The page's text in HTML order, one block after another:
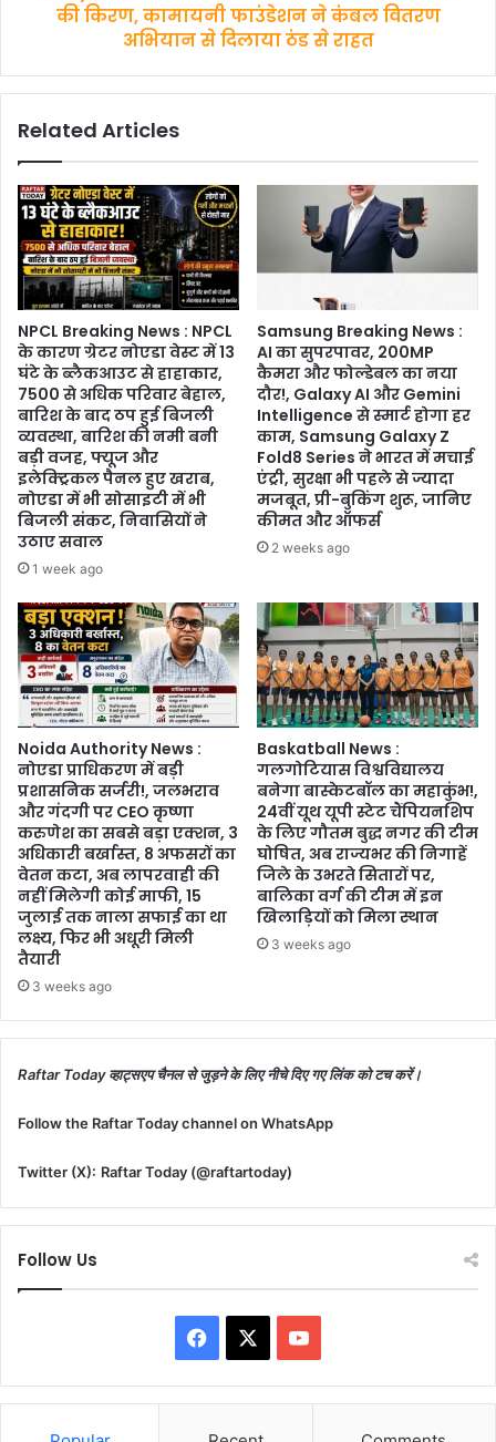
और
टेक्नोलॉजी
संगम
कामायनी
कंबल
अभियान
ठंड
से
राहत
की किरण, कामायनी फाउंडेशन ने कंबल वितरण
अभियान से दिलाया ठंड से राहत
Related Articles
NPCL Breaking News : NPCL
के कारण ग्रेटर नोएडा वेस्ट में 13
घंटे के ब्लैकआउट से हाहाकार,
7500 से अधिक परिवार बेहाल,
बारिश के बाद ठप हुई बिजली
व्यवस्था, बारिश की नमी बनी
बड़ी वजह, फ्यूज और
इलेक्ट्रिकल पैनल हुए खराब,
नोएडा में भी सोसाइटी में भी
बिजली संकट, निवासियों ने
उठाए सवाल
1 week ago
Samsung Breaking News :
AI का सुपरपावर, 200MP
कैमरा और फोल्डेबल का नया
दौर!, Galaxy AI और Gemini
Intelligence से स्मार्ट होगा हर
काम, Samsung Galaxy Z
Fold8 Series ने भारत में मचाई
एंट्री, सुरक्षा भी पहले से ज्यादा
मजबूत, प्री-बुकिंग शुरू, जानिए
कीमत और ऑफर्स
2 weeks ago
Noida Authority News :
नोएडा प्राधिकरण में बड़ी
प्रशासनिक सर्जरी!, जलभराव
और गंदगी पर CEO कृष्णा
करुणेश का सबसे बड़ा एक्शन, 3
अधिकारी बर्खास्त, 8 अफसरों का
वेतन कटा, अब लापरवाही की
नहीं मिलेगी कोई माफी, 15
जुलाई तक नाला सफाई का था
लक्ष्य, फिर भी अधूरी मिली
तैयारी
3 weeks ago
Baskatball News :
गलगोटियास विश्वविद्यालय
बनेगा बास्केटबॉल का महाकुंभ!,
24वीं यूथ यूपी स्टेट चैंपियनशिप
के लिए गौतम बुद्ध नगर की टीम
घोषित, अब राज्यभर की निगाहें
जिले के उभरते सितारों पर,
बालिका वर्ग की टीम में इन
खिलाड़ियों को मिला स्थान
3 weeks ago
Raftar Today व्हाट्सएप चैनल से जुड़ने के लिए नीचे दिए गए लिंक को टच करें।
Follow the Raftar Today channel on WhatsApp
Twitter (X): Raftar Today (@raftartoday)
Follow Us
Facebook YouTube